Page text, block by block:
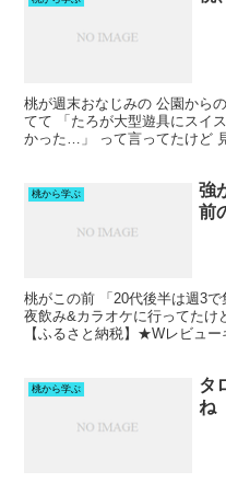
桃が週末おなじみの 公園から
てて 「たろが大型遊具にスイ
かった…」 って言ってたけど
桃から学ぶ
強
前
桃がこの前 「20代後半は週3
夜飲み&カラオケに行ってたけ
【ふるさと納税】★Wレビュ
桃から学ぶ
タ
ね